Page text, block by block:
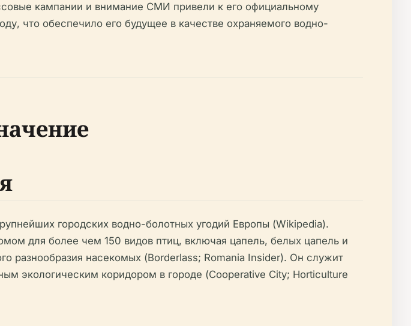
кампании и внимание СМИ привели к его официальному
что обеспечило его будущее в качестве охраняемого водно-
городских водно-болотных угодий Европы (Wikipedia).
для более чем 150 видов птиц, включая цапель, белых цапель и
разнообразия насекомых (Borderlass; Romania Insider). Он служит
экологическим коридором в городе (Cooperative City; Horticulture